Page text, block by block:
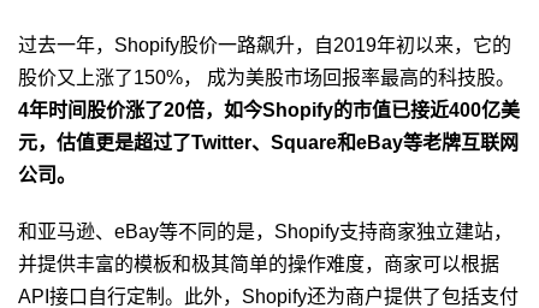
过去一年，Shopify股价一路飙升，自2019年初以来，它的
股价又上涨了150%， 成为美股市场回报率最高的科技股。
4年时间股价涨了20倍，如今Shopify的市值已接近400亿美
元，估值更是超过了Twitter、Square和eBay等老牌互联网
公司。
和亚马逊、eBay等不同的是，Shopify支持商家独立建站，
并提供丰富的模板和极其简单的操作难度，商家可以根据
API接口自行定制。此外，Shopify还为商户提供了包括支付